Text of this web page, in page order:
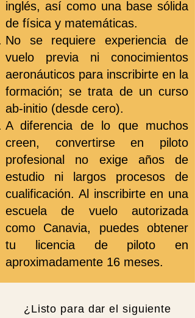
inglés, así como una base sólida
de física y matemáticas.
No se requiere experiencia de
vuelo previa ni conocimientos
aeronáuticos para inscribirte en la
formación; se trata de un curso
ab-initio (desde cero).
A diferencia de lo que muchos
creen, convertirse en piloto
profesional no exige años de
estudio ni largos procesos de
cualificación. Al inscribirte en una
escuela de vuelo autorizada
como Canavia, puedes obtener
tu licencia de piloto en
aproximadamente 16 meses.
¿Listo para dar el siguiente